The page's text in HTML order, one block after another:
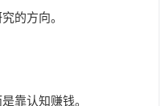
的方向。
靠认知赚钱。